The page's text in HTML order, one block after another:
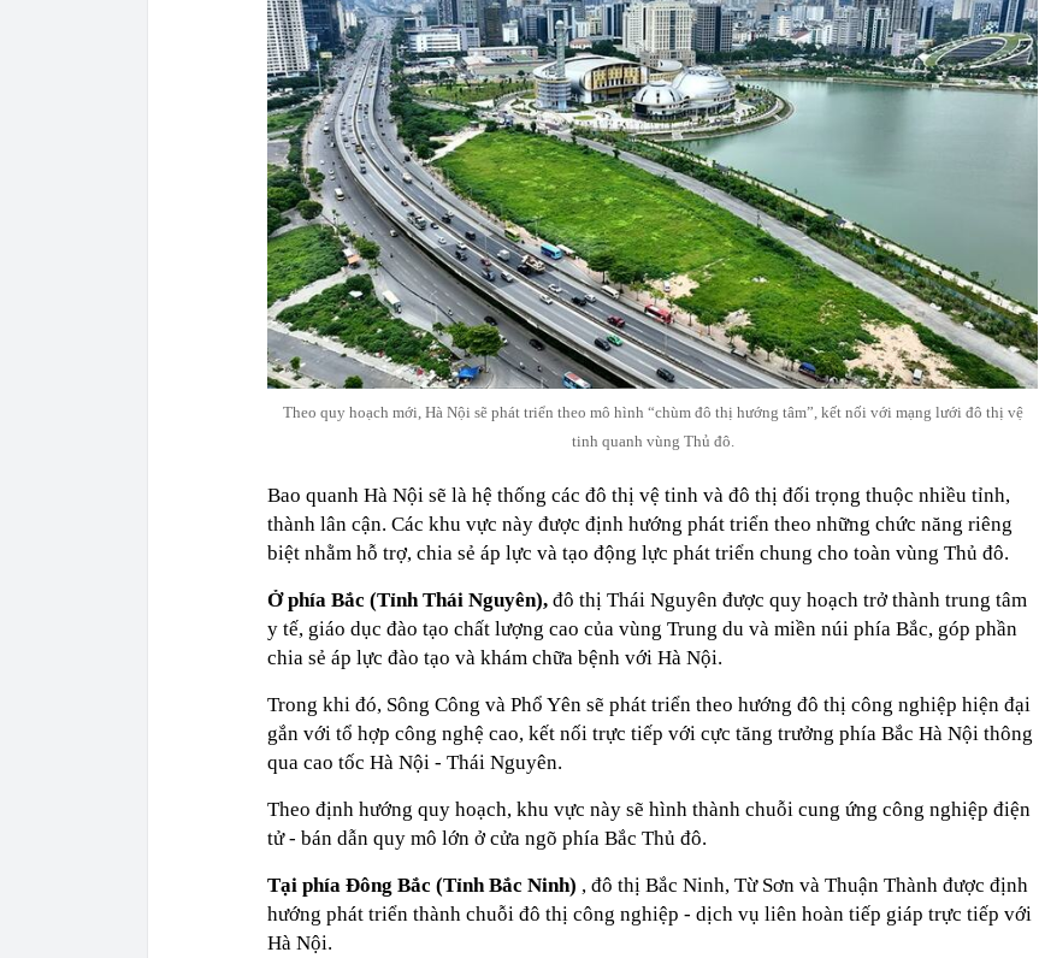
Theo quy hoạch mới, Hà Nội sẽ phát triển theo mô hình “chùm đô thị hướng tâm”, kết nối với mạng lưới đô thị vệ
tinh quanh vùng Thủ đô.
Bao quanh Hà Nội sẽ là hệ thống các đô thị vệ tinh và đô thị đối trọng thuộc nhiều tỉnh,
thành lân cận. Các khu vực này được định hướng phát triển theo những chức năng riêng
biệt nhằm hỗ trợ, chia sẻ áp lực và tạo động lực phát triển chung cho toàn vùng Thủ đô.
Ở phía Bắc (Tỉnh Thái Nguyên), đô thị Thái Nguyên được quy hoạch trở thành trung tâm
y tế, giáo dục đào tạo chất lượng cao của vùng Trung du và miền núi phía Bắc, góp phần
chia sẻ áp lực đào tạo và khám chữa bệnh với Hà Nội.
Trong khi đó, Sông Công và Phổ Yên sẽ phát triển theo hướng đô thị công nghiệp hiện đại
gắn với tổ hợp công nghệ cao, kết nối trực tiếp với cực tăng trưởng phía Bắc Hà Nội thông
qua cao tốc Hà Nội - Thái Nguyên.
Theo định hướng quy hoạch, khu vực này sẽ hình thành chuỗi cung ứng công nghiệp điện
tử - bán dẫn quy mô lớn ở cửa ngõ phía Bắc Thủ đô.
Tại phía Đông Bắc (Tỉnh Bắc Ninh) , đô thị Bắc Ninh, Từ Sơn và Thuận Thành được định
hướng phát triển thành chuỗi đô thị công nghiệp - dịch vụ liên hoàn tiếp giáp trực tiếp với
Hà Nội.